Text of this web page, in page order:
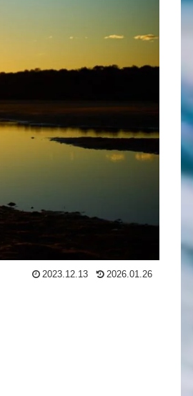
2023.12.13 2026.01.26